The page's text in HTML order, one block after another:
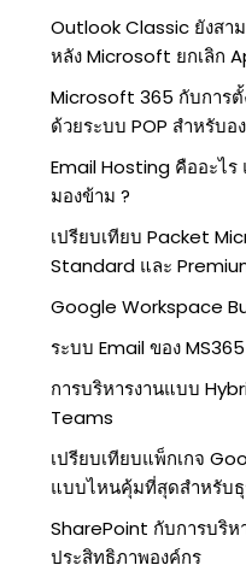
Outlook Classic ยังสา
หลัง Microsoft ยกเลิก
Microsoft 365 กับการ
ด้วยระบบ POP สำหรับอ
Email Hosting คืออะไร
มองข้าม ?
เปรียบเทียบ Packet
Standard และ
Google Workspace
ระบบ Email ของ
การบริหารงานแบบ
Teams
เปรียบเทียบแพ็กเกจ
แบบไหนคุ้มที่สุดสำหรับ
SharePoint กับการบริห
ประสิทธิภาพองค์กร